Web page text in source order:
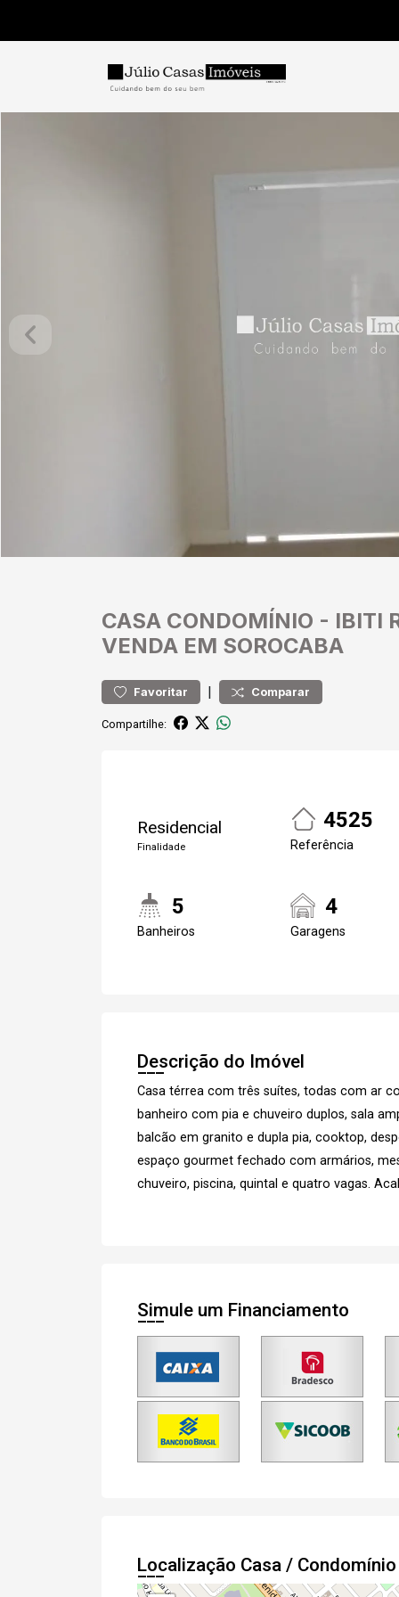
CASA CONDOMÍNIO - IBITI
VENDA EM SOROCABA
Favoritar | Comparar
Compartilhe:
Residencial
Finalidade
4525
Referência
5
Banheiros
4
Garagens
Descrição do Imóvel
Casa térrea com três suítes, todas com ar
banheiro com pia e chuveiro duplos, sala
balcão em granito e dupla pia, cooktop,
espaço gourmet fechado com armários,
chuveiro, piscina, quintal e quatro vagas.
Simule um Financiamento
Localização Casa /
Concordo com os
Termos
e